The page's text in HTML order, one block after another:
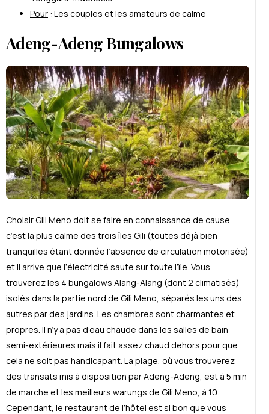
Pour : Les couples et les amateurs de calme
Adeng-Adeng Bungalows
Choisir Gili Meno doit se faire en connaissance de cause
c’est la plus calme des trois îles Gili (toutes déjà bien
tranquilles étant donnée l’absence de circulation motorisée)
et il arrive que l’électricité saute sur toute l’île. Vous
trouverez les 4 bungalows Alang-Alang (dont 2 climatisés)
isolés dans la partie nord de Gili Meno, séparés les uns des
autres par des jardins. Les chambres sont charmantes et
propres. Il n’y a pas d’eau chaude dans les salles de bain
semi-extérieures mais il fait assez chaud dehors pour que
cela ne soit pas handicapant. La plage, où vous trouverez
des transats mis à disposition par Adeng-Adeng, est à 5 min
de marche et les meilleurs warungs de Gili Meno, à 10.
Cependant, le restaurant de l’hôtel est si bon que vous